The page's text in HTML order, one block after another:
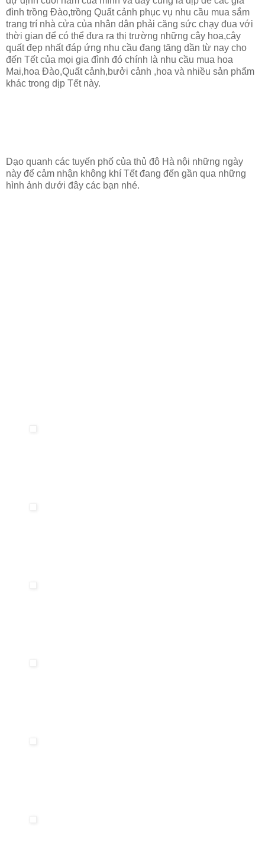
đình trồng Đào,trồng Quất cảnh phục vụ nhu cầu mua sắm
trang trí nhà cửa của nhân dân phải căng sức chạy đua với
thời gian để có thể đưa ra thị trường những cây hoa,cây
quất đẹp nhất đáp ứng nhu cầu đang tăng dần từ nay cho
đến Tết của mọi gia đình đó chính là nhu cầu mua hoa
Mai,hoa Đào,Quất cảnh,bưởi cảnh ,hoa và nhiều sản phẩm
khác trong dịp Tết này.
Dạo quanh các tuyến phố của thủ đô Hà nội những ngày
này để cảm nhận không khí Tết đang đến gần qua những
hình ảnh dưới đây các bạn nhé.